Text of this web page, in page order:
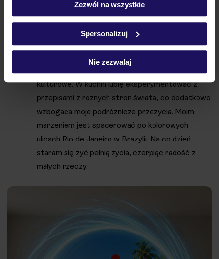
Szczegółowe informacje o plikach cookie znajdziesz
polityce plików cookies oraz polityce prywatności
Zezwól na wszystkie
Spersonalizuj
Nie zezwalaj
Jagoda Kłoda
Jestem miłośniczką podróży, które stanowią
główne źródło inspiracji w moim życiu.
kulturowe. W kuchni lubię eksperymentować z
przepisami z różnych stron świata, co dodatkowo
wzbogaca moje podróżnicze przeżycia. Moim
marzeniem jest spacerować po kolorowych
ulicach Rio de Janeiro w Brazylii. Na co dzień
staram się żyć pełnią życia, czerpiąc radość z
małych rzeczy.